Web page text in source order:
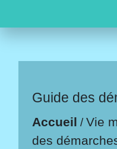
Guide des
Accueil /Vie
des